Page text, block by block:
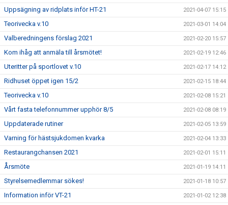
Uppsägning av ridplats inför HT-21 2021-04-07 15:15
Teorivecka v.10 2021-03-01 14:04
Valberedningens förslag 2021 2021-02-20 15:57
Kom ihåg att anmäla till årsmötet! 2021-02-19 12:46
Uteritter på sportlovet v.10 2021-02-17 14:12
Ridhuset öppet igen 15/2 2021-02-15 18:44
Teorivecka v.10 2021-02-08 15:21
Vårt fasta telefonnummer upphör 8/5 2021-02-08 08:19
Uppdaterade rutiner 2021-02-05 13:59
Varning för hästsjukdomen kvarka 2021-02-04 13:33
Restaurangchansen 2021 2021-02-01 15:11
Årsmöte 2021-01-19 14:11
Styrelsemedlemmar sökes! 2021-01-18 10:57
Information inför VT-21 2021-01-02 12:38